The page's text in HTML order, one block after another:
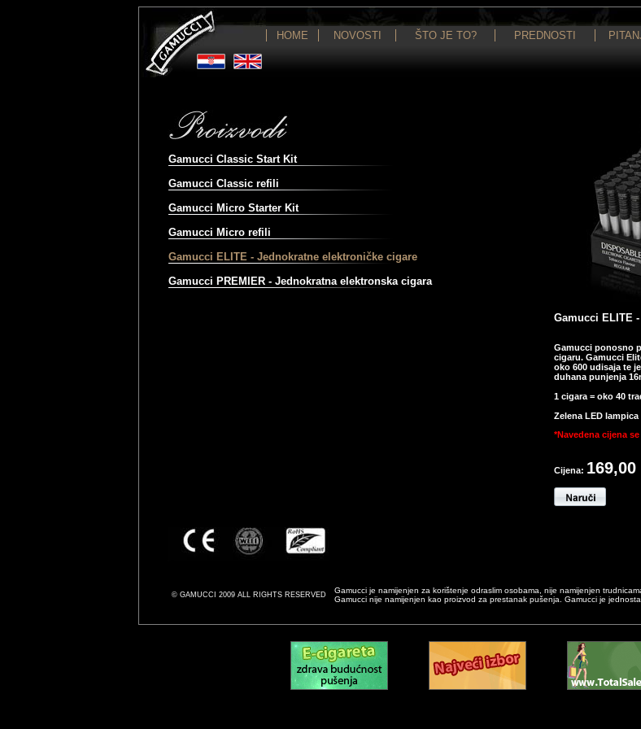
HOME NOVOSTI ŠTO JE TO? PREDNOSTI
Gamucci Classic Start Kit
Gamucci Classic refili
Gamucci Micro Starter Kit
Gamucci Micro refili
Gamucci ELITE - Jednokratne elektroničke cigare
Gamucci PREMIER - Jednokratna elektronska cigara
Gamucci ELITE
Gamucci ponosno
cigaru. Gamucci
oko 600 udisaja te
duhana punjenja
1 cigara = oko 40
Zelena LED
*Navedena cijena
Cijena: 169,00
© GAMUCCI 2009 ALL RIGHTS RESERVED
Gamucci je namijenjen za korištenje odraslim osobama, nije namijenjen
Gamucci nije namijenjen kao proizvod za prestanak pušenja. Gamucci je